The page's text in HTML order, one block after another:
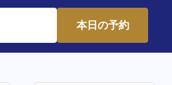
本日の予約